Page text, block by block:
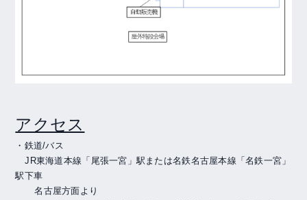
アクセス
・鉄道/バス
JR東海道本線「尾張一宮」駅または名鉄名古屋本線「名鉄一宮」
駅下車
名古屋方面より